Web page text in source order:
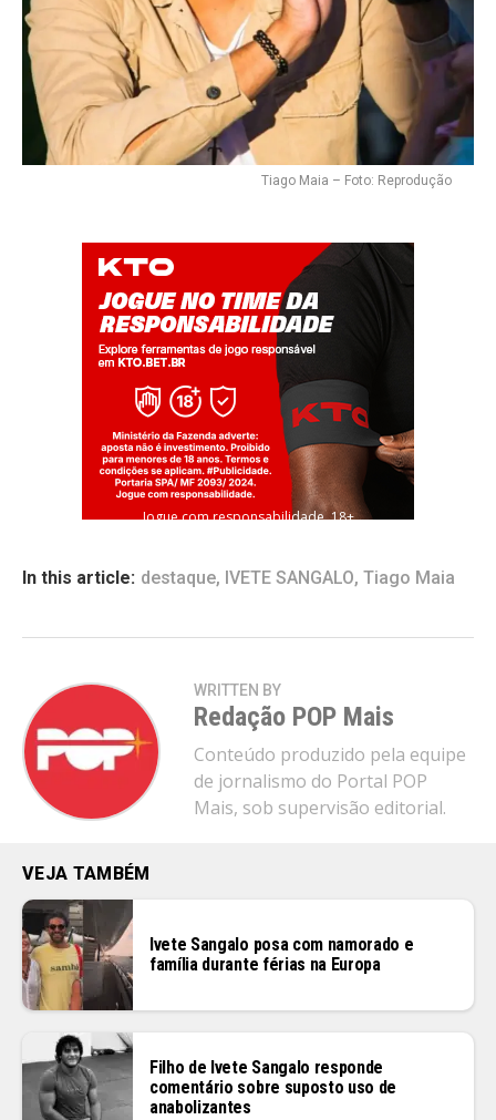
Tiago Maia – Foto: Reprodução
Jogue com responsabilidade. 18+
In this article: destaque, IVETE SANGALO, Tiago Maia
WRITTEN BY
Redação POP Mais
Conteúdo produzido pela equipe
de jornalismo do Portal POP
Mais, sob supervisão editorial.
VEJA TAMBÉM
Ivete Sangalo posa com namorado e
família durante férias na Europa
Filho de Ivete Sangalo responde
comentário sobre suposto uso de
anabolizantes